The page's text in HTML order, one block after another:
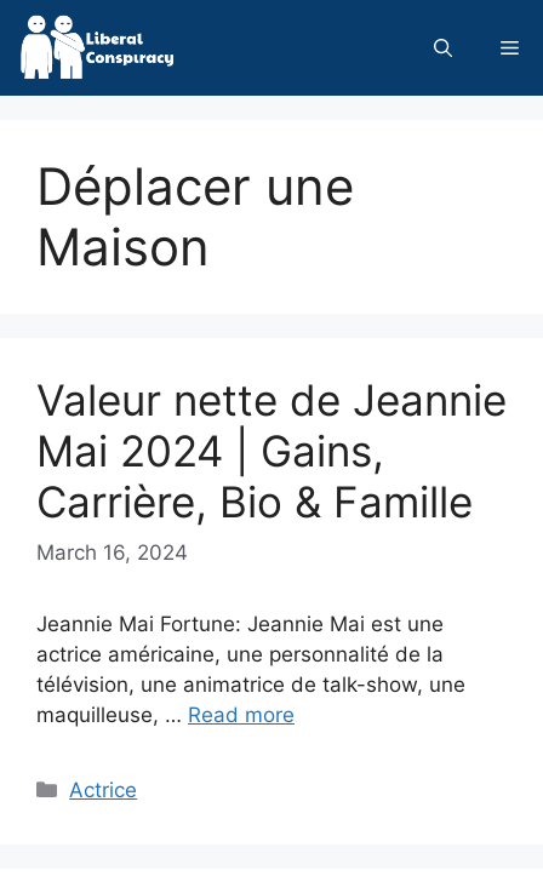
Skip
content
Déplacer une
Maison
Valeur nette de Jeannie
Mai 2024 | Gains,
Carrière, Bio & Famille
March 16, 2024
Jeannie Mai Fortune: Jeannie Mai est une
actrice américaine, une personnalité de la
télévision, une animatrice de talk-show, une
maquilleuse, … Read more
Categories
Actrice